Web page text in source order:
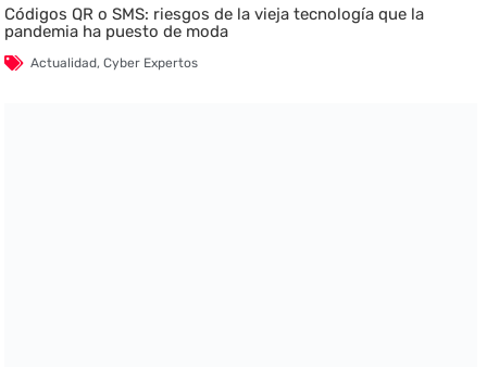
Códigos QR o SMS: riesgos de la vieja tecnología que la
pandemia ha puesto de moda
Actualidad,Cyber Expertos